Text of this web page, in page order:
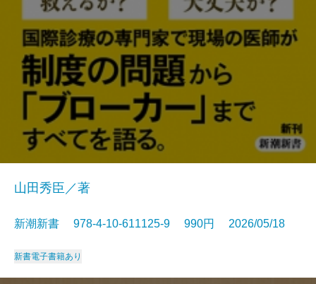
山田秀臣／著
新潮新書 978-4-10-611125-9 990円 2026/05/18
新書電子書籍あり